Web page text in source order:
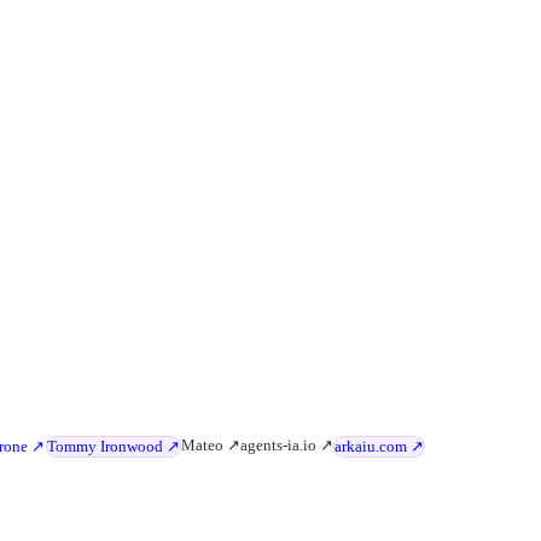
↗ Tommy Ironwood ↗Mateo ↗agents-ia.io ↗arkaiu.com ↗